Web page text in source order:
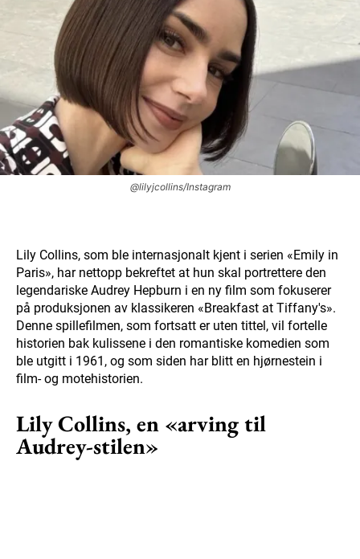
@lilyjcollins/Instagram
Lily Collins, som ble internasjonalt kjent i serien «Emily in
Paris», har nettopp bekreftet at hun skal portrettere den
legendariske Audrey Hepburn i en ny film som fokuserer
på produksjonen av klassikeren «Breakfast at Tiffany's».
Denne spillefilmen, som fortsatt er uten tittel, vil fortelle
historien bak kulissene i den romantiske komedien som
ble utgitt i 1961, og som siden har blitt en hjørnestein i
film- og motehistorien.
Lily Collins, en «arving til
Audrey-stilen»